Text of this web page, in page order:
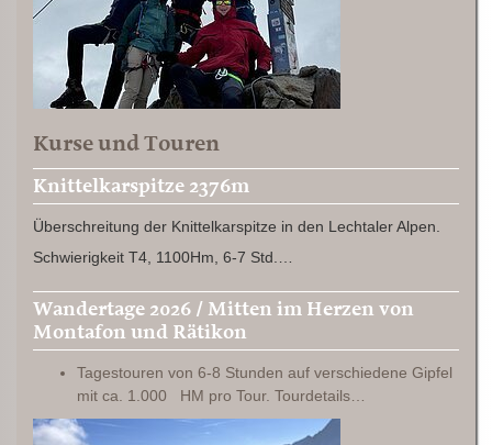
Kurse und Touren
Knittelkarspitze 2376m
Überschreitung der Knittelkarspitze in den Lechtaler Alpen.
Schwierigkeit T4, 1100Hm, 6-7 Std.…
Wandertage 2026 / Mitten im Herzen von
Montafon und Rätikon
Tagestouren von 6-8 Stunden auf verschiedene Gipfel
mit ca. 1.000 HM pro Tour. Tourdetails…